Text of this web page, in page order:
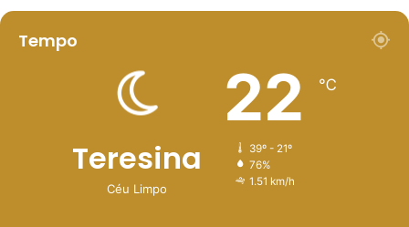
Tempo
Teresina
Céu Limpo
22 ℃
39º - 21º
76%
1.51 km/h